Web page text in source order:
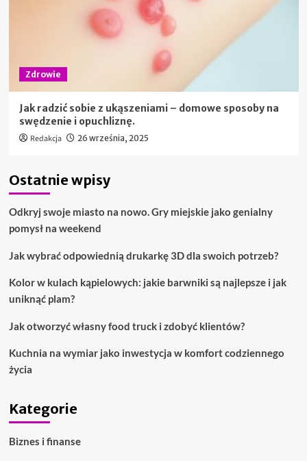
Zdrowie
Jak radzić sobie z ukąszeniami – domowe sposoby na
swędzenie i opuchliznę.
Redakcja 26 września, 2025
Ostatnie wpisy
Odkryj swoje miasto na nowo. Gry miejskie jako genialny
pomysł na weekend
Jak wybrać odpowiednią drukarkę 3D dla swoich potrzeb?
Kolor w kulach kąpielowych: jakie barwniki są najlepsze i jak
uniknąć plam?
Jak otworzyć własny food truck i zdobyć klientów?
Kuchnia na wymiar jako inwestycja w komfort codziennego
życia
Kategorie
Biznes i finanse